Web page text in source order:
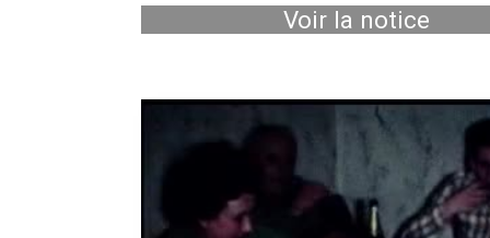
Voir la notice